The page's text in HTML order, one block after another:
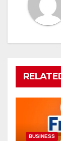
BUSINESS